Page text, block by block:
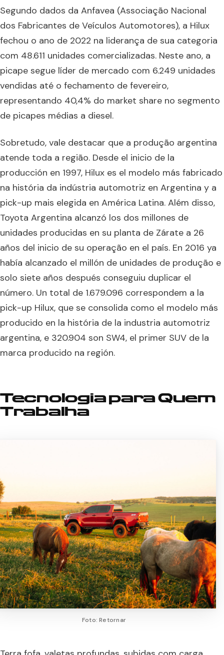
Segundo dados da Anfavea (Associação Nacional
dos Fabricantes de Veículos Automotores), a Hilux
fechou o ano de 2022 na liderança de sua categoria
com 48.611 unidades comercializadas. Neste ano, a
picape segue líder de mercado com 6.249 unidades
vendidas até o fechamento de fevereiro,
representando 40,4% do market share no segmento
de picapes médias a diesel.
Sobretudo, vale destacar que a produção argentina
atende toda a região. Desde el inicio de la
producción en 1997, Hilux es el modelo más fabricado
na história da indústria automotriz en Argentina y a
pick-up mais elegida en América Latina. Além disso,
Toyota Argentina alcanzó los dos millones de
unidades producidas en su planta de Zárate a 26
años del inicio de su operação en el país. En 2016 ya
había alcanzado el millón de unidades de produção e
solo siete años después conseguiu duplicar el
número. Un total de 1.679.096 correspondem a la
pick-up Hilux, que se consolida como el modelo más
producido en la história de la industria automotriz
argentina, e 320.904 son SW4, el primer SUV de la
marca producido na región.
Tecnologia para Quem
Trabalha
Foto: Retornar